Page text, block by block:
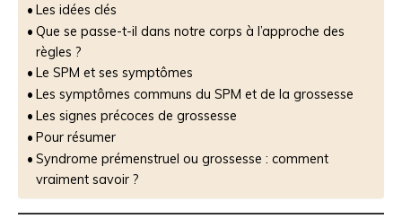
Les idées clés
Que se passe-t-il dans notre corps à l’approche des
règles ?
Le SPM et ses symptômes
Les symptômes communs du SPM et de la grossesse
Les signes précoces de grossesse
Pour résumer
Syndrome prémenstruel ou grossesse : comment
vraiment savoir ?